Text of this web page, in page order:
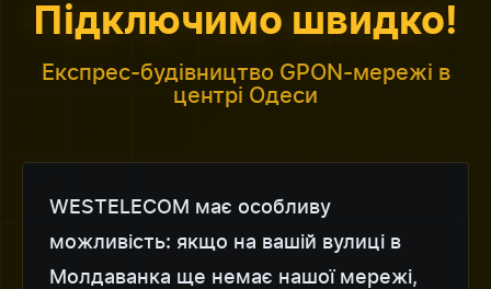
Підключимо швидко!
Експрес-будівництво GPON-мережі в
центрі Одеси
WESTELECOM має особливу
можливість: якщо на вашій вулиці в
Молдаванка ще немає нашої мережі,